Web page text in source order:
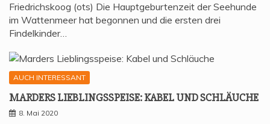
Friedrichskoog (ots) Die Hauptgeburtenzeit der Seehunde
im Wattenmeer hat begonnen und die ersten drei
Findelkinder…
AUCH INTERESSANT
MAR­DERS LIEB­LINGS­SPEI­SE: KABEL UND SCHLÄUCHE
8. Mai 2020